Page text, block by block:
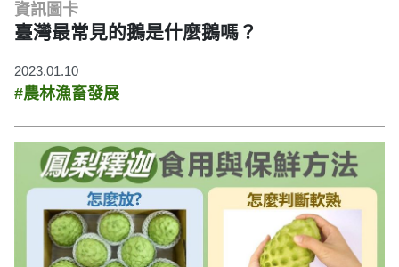
資訊圖卡
臺灣最常見的鵝是什麼鵝嗎？
2023.01.10
#農林漁畜發展